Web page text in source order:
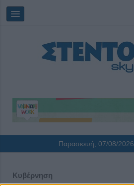
Παρασκευή, 07/08/2026
Κυβέρνηση